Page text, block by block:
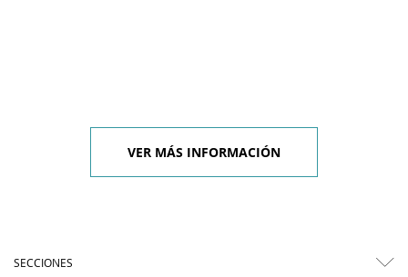
VER MÁS INFORMACIÓN
SECCIONES